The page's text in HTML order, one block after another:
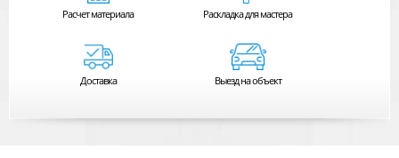
Расчетматериала Раскладка для мастера
Доставка Выезд на объект